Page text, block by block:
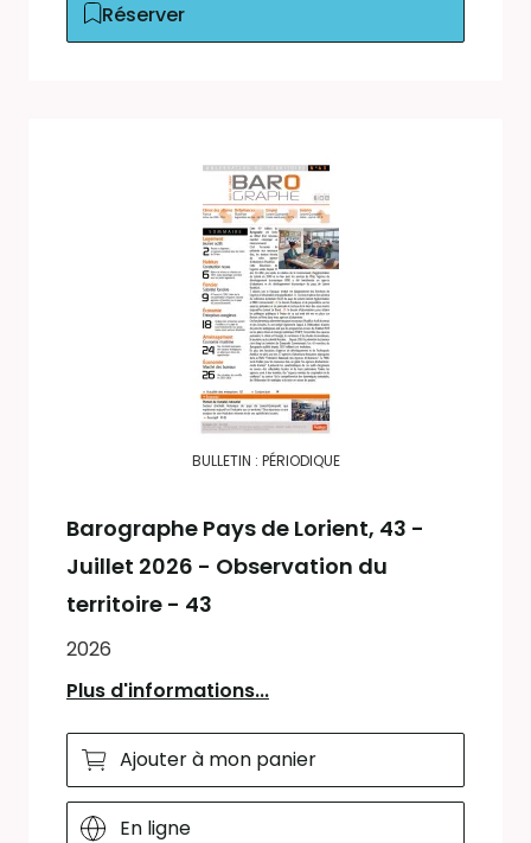
Réserver
BULLETIN : PÉRIODIQUE
Barographe Pays de Lorient, 43 -
Juillet 2026 - Observation du
territoire - 43
2026
Plus d'informations...
Ajouter à mon panier
En ligne